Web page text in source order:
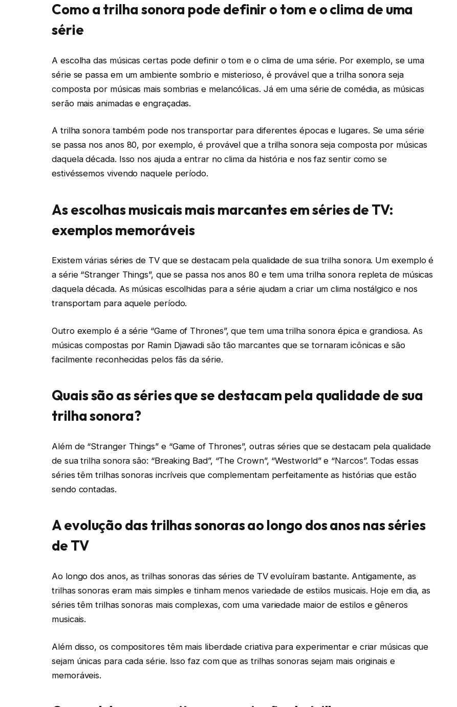
Como a trilha sonora pode definir o tom e o clima de uma
série
A escolha das músicas certas pode definir o tom e o clima de uma série. Por exemplo, se uma
série se passa em um ambiente sombrio e misterioso, é provável que a trilha sonora seja
composta por músicas mais sombrias e melancólicas. Já em uma série de comédia, as músicas
serão mais animadas e engraçadas.
A trilha sonora também pode nos transportar para diferentes épocas e lugares. Se uma série
se passa nos anos 80, por exemplo, é provável que a trilha sonora seja composta por músicas
daquela década. Isso nos ajuda a entrar no clima da história e nos faz sentir como se
estivéssemos vivendo naquele período.
As escolhas musicais mais marcantes em séries de TV:
exemplos memoráveis
Existem várias séries de TV que se destacam pela qualidade de sua trilha sonora. Um exemplo é
a série “Stranger Things”, que se passa nos anos 80 e tem uma trilha sonora repleta de músicas
daquela década. As músicas escolhidas para a série ajudam a criar um clima nostálgico e nos
transportam para aquele período.
Outro exemplo é a série “Game of Thrones”, que tem uma trilha sonora épica e grandiosa. As
músicas compostas por Ramin Djawadi são tão marcantes que se tornaram icônicas e são
facilmente reconhecidas pelos fãs da série.
Quais são as séries que se destacam pela qualidade de sua
trilha sonora?
Além de “Stranger Things” e “Game of Thrones”, outras séries que se destacam pela qualidade
de sua trilha sonora são: “Breaking Bad”, “The Crown”, “Westworld” e “Narcos”. Todas essas
séries têm trilhas sonoras incríveis que complementam perfeitamente as histórias que estão
sendo contadas.
A evolução das trilhas sonoras ao longo dos anos nas séries
de TV
Ao longo dos anos, as trilhas sonoras das séries de TV evoluíram bastante. Antigamente, as
trilhas sonoras eram mais simples e tinham menos variedade de estilos musicais. Hoje em dia, as
séries têm trilhas sonoras mais complexas, com uma variedade maior de estilos e gêneros
musicais.
Além disso, os compositores têm mais liberdade criativa para experimentar e criar músicas que
sejam únicas para cada série. Isso faz com que as trilhas sonoras sejam mais originais e
memoráveis.